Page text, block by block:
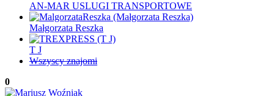
AN-MAR USLUGI TRANSPORTOWE
Małgorzata Reszka
T J
Wszyscy znajomi
0